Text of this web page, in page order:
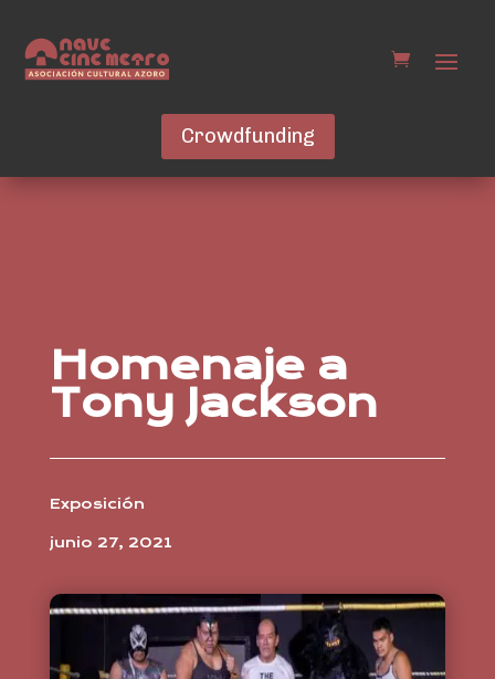
Crowdfunding
Homenaje a
Tony Jackson
Exposición
junio 27, 2021